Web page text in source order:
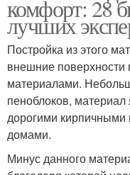
комфорт: 28
лучших
Постройка из этого
внешние
материалами.
пеноблоков,
дорогими
домами.
Минус данного